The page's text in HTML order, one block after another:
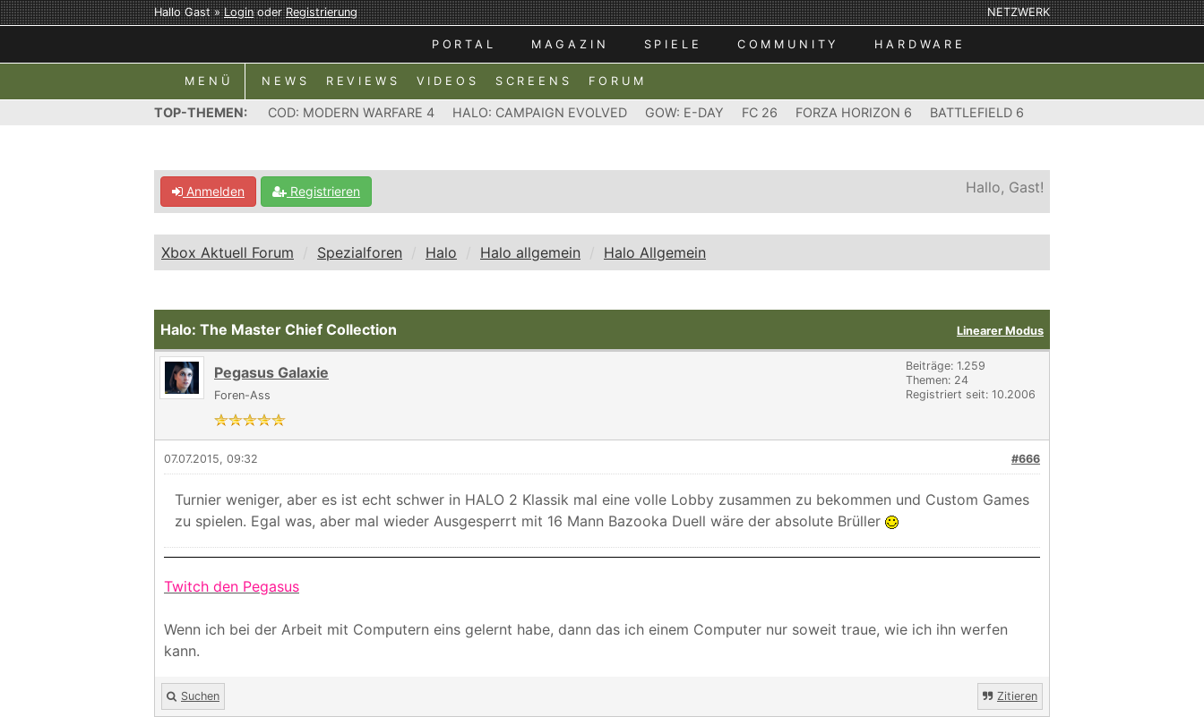
Hallo Gast »LoginoderRegistrierung NETZWERK
PORTAL MAGAZIN SPIELE COMMUNITY HARDWARE
MENÜ NEWS REVIEWS VIDEOS SCREENS FORUM
TOP-THEMEN: COD: MODERN WARFARE 4 HALO: CAMPAIGN EVOLVED GOW: E-DAY FC 26 FORZA HORIZON 6 BATTLEFIELD 6
Anmelden Registrieren Hallo, Gast!
Xbox Aktuell Forum Spezialforen Halo Halo allgemein Halo Allgemein
Linearer Modus
Halo: The Master Chief Collection
Pegasus Galaxie
Foren-Ass
Beiträge: 1.259
Themen: 24
Registriert seit: 10.2006
#666
07.07.2015, 09:32
Turnier weniger, aber es ist echt schwer in HALO 2 Klassik mal eine volle Lobby zusammen zu bekommen und Custom Games
zu spielen. Egal was, aber mal wieder Ausgesperrt mit 16 Mann Bazooka Duell wäre der absolute Brüller
Twitch den Pegasus
Wenn ich bei der Arbeit mit Computern eins gelernt habe, dann das ich einem Computer nur soweit traue, wie ich ihn werfen
kann.
Suchen Zitieren